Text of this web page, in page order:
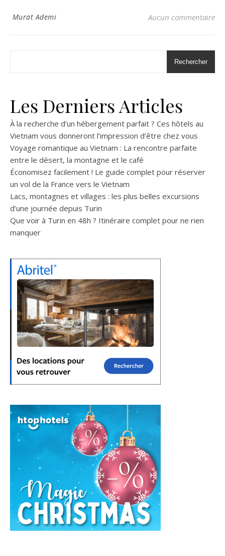
Murat Ademi Aucun commentaire
Rechercher
Les Derniers Articles
À la recherche d’un hébergement parfait ? Ces hôtels au
Vietnam vous donneront l’impression d’être chez vous
Voyage romantique au Vietnam : La rencontre parfaite
entre le désert, la montagne et le café
Économisez facilement ! Le guide complet pour réserver
un vol de la France vers le Vietnam
Lacs, montagnes et villages : les plus belles excursions
d’une journée depuis Turin
Que voir à Turin en 48h ? Itinéraire complet pour ne rien
manquer